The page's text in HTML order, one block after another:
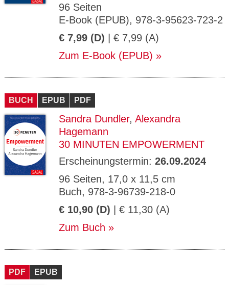
96 Seiten
E-Book (EPUB), 978-3-95623-723-2
€ 7,99 (D) | € 7,99 (A)
Zum E-Book (EPUB)
BUCH EPUB PDF
Sandra Dundler, Alexandra
Hagemann
30 MINUTEN EMPOWERMENT
Erscheinungstermin: 26.09.2024
96 Seiten, 17,0 x 11,5 cm
Buch, 978-3-96739-218-0
€ 10,90 (D) | € 11,30 (A)
Zum Buch
PDF EPUB